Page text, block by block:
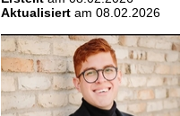
Aktualisiert am 08.02.2026